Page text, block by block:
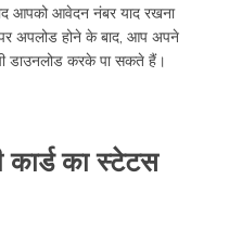
आपको आवेदन नंबर याद रखना
अपलोड होने के बाद, आप अपने
डाउनलोड करके पा सकते हैं।
कार्ड का स्टेटस